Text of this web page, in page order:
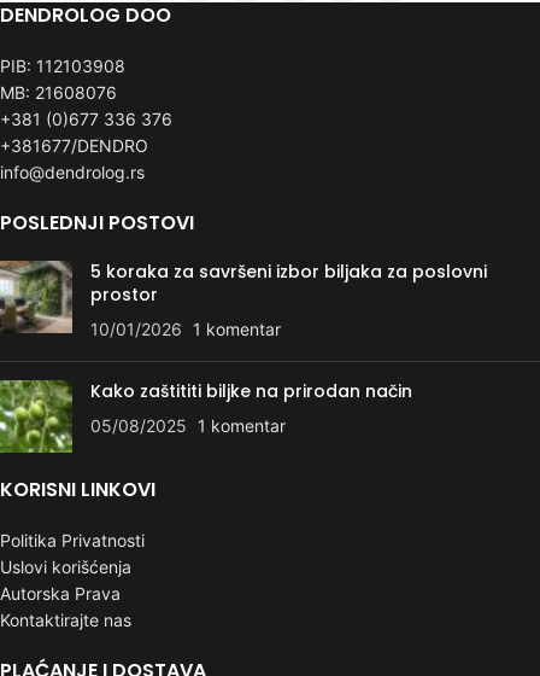
DENDROLOG DOO
PIB: 112103908
MB: 21608076
+381 (0)677 336 376
+381677/DENDRO
info@dendrolog.rs
POSLEDNJI POSTOVI
5 koraka za savršeni izbor biljaka za poslovni
prostor
10/01/2026 1 komentar
Kako zaštititi biljke na prirodan način
05/08/2025 1 komentar
KORISNI LINKOVI
Politika Privatnosti
Uslovi korišćenja
Autorska Prava
Kontaktirajte nas